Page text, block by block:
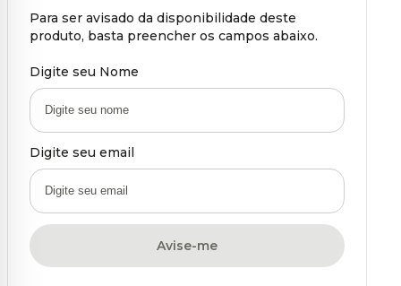
Para ser avisado da disponibilidade deste
produto, basta preencher os campos abaixo.
Digite seu Nome
Digite seu email
Avise-me